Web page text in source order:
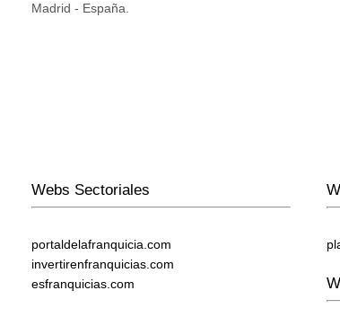
Madrid - España.
Webs Sectoriales
portaldelafranquicia.com
invertirenfranquicias.com
esfranquicias.com